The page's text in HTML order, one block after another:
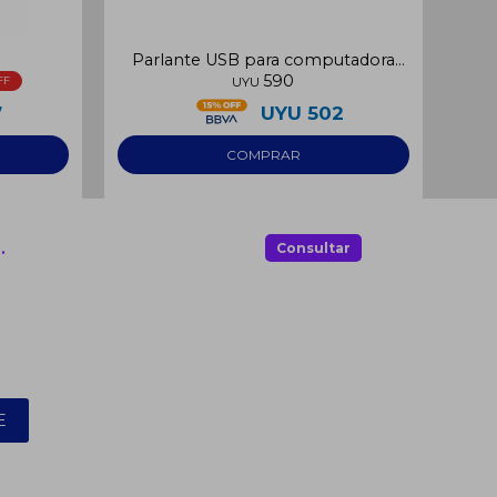
Parlante USB para computadora
3W
UYU 590
UYU 502
Consultar